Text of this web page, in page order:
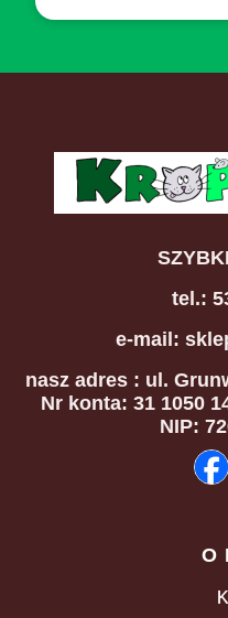
tel.:
e-mail:
nasz adres : ul.
Nr konta: 31 1050
NIP:
O